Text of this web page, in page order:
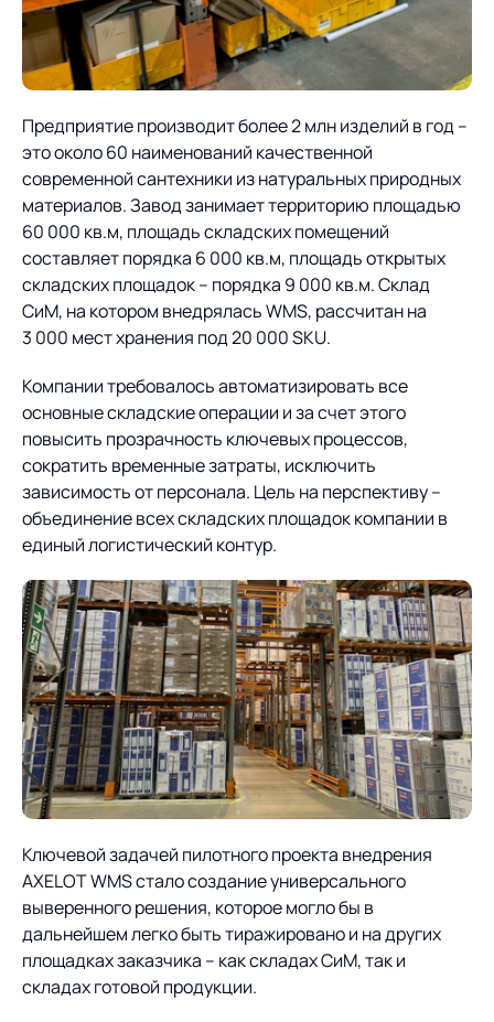
Предприятие производит более 2 млн изделий в год –
это около 60 наименований качественной
современной сантехники из натуральных природных
материалов. Завод занимает территорию площадью
60 000 кв.м, площадь складских помещений
составляет порядка 6 000 кв.м, площадь открытых
складских площадок – порядка 9 000 кв.м. Склад
СиМ, на котором внедрялась WMS, рассчитан на
3 000 мест хранения под 20 000 SKU.
Компании требовалось автоматизировать все
основные складские операции и за счет этого
повысить прозрачность ключевых процессов,
сократить временные затраты, исключить
зависимость от персонала. Цель на перспективу –
объединение всех складских площадок компании в
единый логистический контур.
Ключевой задачей пилотного проекта внедрения
AXELOT WMS стало создание универсального
выверенного решения, которое могло бы в
дальнейшем легко быть тиражировано и на других
площадках заказчика – как складах СиМ, так и
складах готовой продукции.